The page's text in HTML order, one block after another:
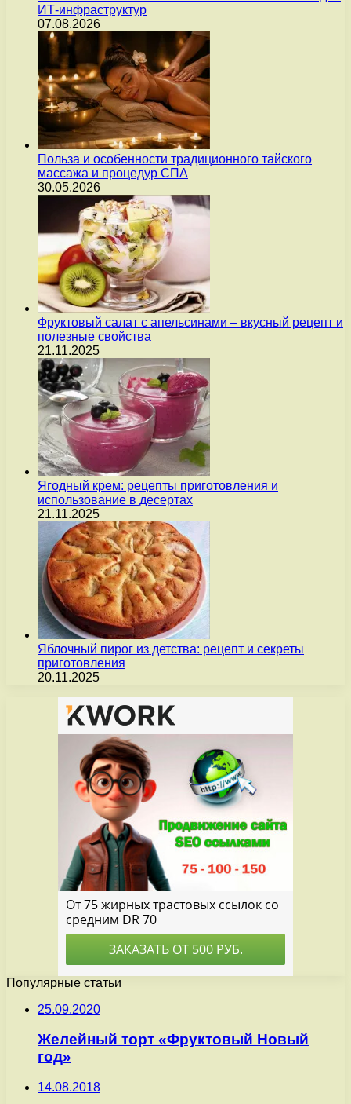
ИТ-инфраструктур
07.08.2026
Польза и особенности традиционного тайского
массажа и процедур СПА
30.05.2026
Фруктовый салат с апельсинами – вкусный рецепт и
полезные свойства
21.11.2025
Ягодный крем: рецепты приготовления и
использование в десертах
21.11.2025
Яблочный пирог из детства: рецепт и секреты
приготовления
20.11.2025
Популярные статьи
25.09.2020
Желейный торт «Фруктовый Новый
год»
14.08.2018